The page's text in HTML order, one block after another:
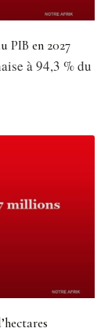
PIB en 2027
à 94,3 % du